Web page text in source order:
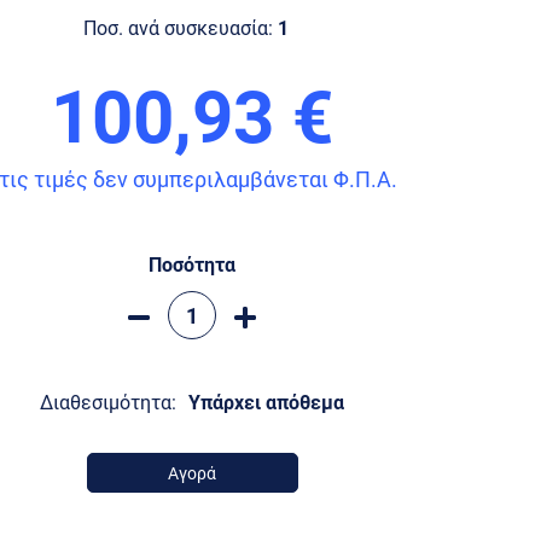
Ποσ. ανά συσκευασία: 1
100,93 €
τιμές δεν συμπεριλαμβάνεται Φ.Π.Α.
Ποσότητα
Διαθεσιμότητα: Υπάρχει απόθεμα
Αγορά